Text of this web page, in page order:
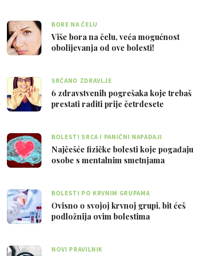
BORE NA ČELU
Više bora na čelu, veća mogućnost
obolijevanja od ove bolesti!
SRČANO ZDRAVLJE
6 zdravstvenih pogrešaka koje trebaš
prestati raditi prije četrdesete
BOLESTI SRCA I PANIČNI NAPADAJI
Najčešće fizičke bolesti koje pogađaju
osobe s mentalnim smetnjama
BOLESTI PO KRVNIM GRUPAMA
Ovisno o svojoj krvnoj grupi, bit ćeš
podložnija ovim bolestima
NOVI PRAVILNIK